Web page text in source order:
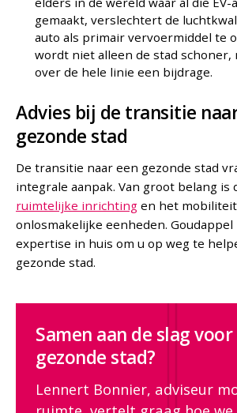
gemaakt, verslechtert de
auto als primair vervoermiddel te
wordt niet alleen de stad schoner,
over de hele linie een bijdrage.
Advies bij de transitie
gezonde stad
De transitie naar een gezonde stad
integrale aanpak. Van groot belang is
ruimtelijke inrichting en het
onlosmakelijke eenheden. Goudappel
expertise in huis om u op weg te
gezonde stad.
Samen aan de slag voor
gezonde stad?
Lennert Bonnier, adviseur